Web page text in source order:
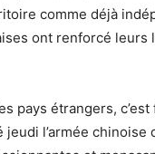
comme déjà
ont renforcé leurs
pays étrangers,
jeudi l’armée chinoise